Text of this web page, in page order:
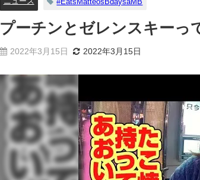
#EatsMatteosBdaysaMB
プーチンとゼレンスキーっ
2022年3月15日 2022年3月15日